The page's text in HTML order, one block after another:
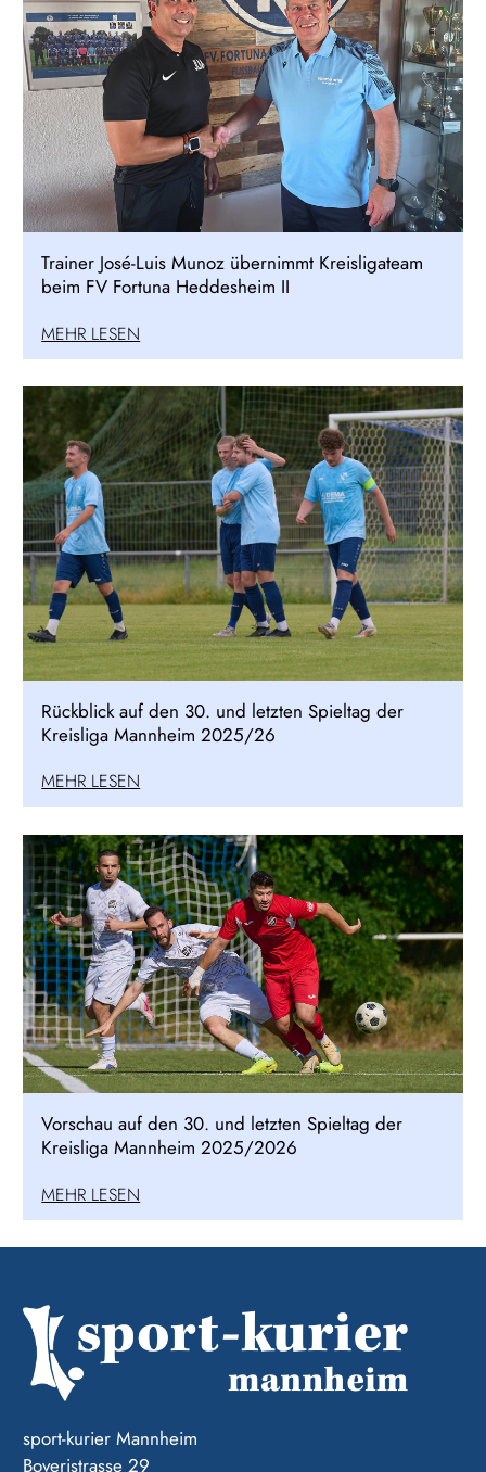
Trainer José-Luis Munoz übernimmt Kreisligateam
beim FV Fortuna Heddesheim II
MEHR LESEN
Rückblick auf den 30. und letzten Spieltag der
Kreisliga Mannheim 2025/26
MEHR LESEN
Vorschau auf den 30. und letzten Spieltag der
Kreisliga Mannheim 2025/2026
MEHR LESEN
sport-kurier Mannheim
Boveristrasse 29